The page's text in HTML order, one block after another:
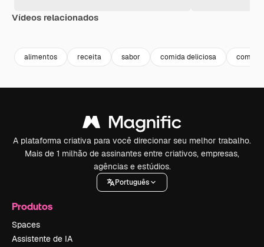
Vídeos relacionados
alimentos receita sabor comida deliciosa comida
A plataforma criativa para você direcionar seu melhor trabalho.
Mais de 1 milhão de assinantes entre criativos, empresas,
agências e estúdios.
Português
Produtos
Spaces
Assistente de IA